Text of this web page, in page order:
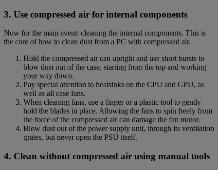
3. Use compressed air for internal components
Now for the main event: cleaning the internal components. This is
the core of how to clean dust from a PC with compressed air.
Hold the compressed air can upright and use short bursts to
blow dust out of the case, starting from the top and working
your way down.
Pay special attention to heatsinks on the CPU and GPU, as
well as all case fans.
When cleaning fans, use a finger or a plastic tool to gently
hold the blades in place. Allowing the fans to spin freely from
the force of the compressed air can damage the fan motor.
Blow dust out of the power supply unit, through its ventilation
grates, but never open the PSU itself.
4. Clean without compressed air using manual tools